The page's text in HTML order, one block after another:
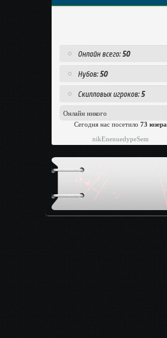
Онлайн всего:50
Нубов:50
Скилловых игроков:5
Онлайн никого
Сегодня нас посетило 73 юзера
nikEnenuedypeSem